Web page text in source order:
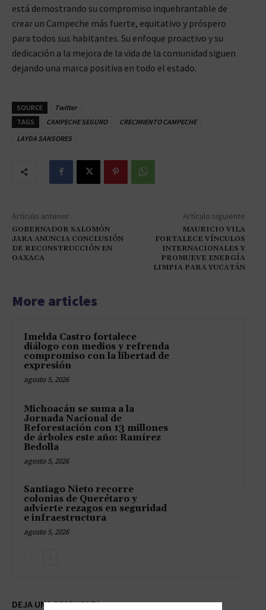
está demostrando su compromiso inquebrantable de
crear un Campeche más fuerte, equitativo y próspero
para todos sus habitantes. Su enfoque proactivo y su
dedicación a la mejora de la vida de la comunidad siguen
dejando una marca positiva en todo el estado.
SOURCE
Twitter
TAGS
CAMPECHE SEGURO
CRECIMIENTO CAMPECHE
LAYDA SANSORES
Artículo anterior
GOBERNADOR SALOMÓN
JARA ANUNCIA CONCLUSIÓN
DE RECONSTRUCCIÓN EN
OAXACA
Artículo siguiente
MAURICIO VILA
FORTALECE VÍNCULOS
INTERNACIONALES Y
PROMUEVE ENERGÍA
LIMPIA PARA YUCATÁN
More articles
Imelda Castro fortalece
diálogo con medios y refrenda
compromiso con la libertad de
expresión
agosto 5, 2026
Michoacán se suma a la
Jornada Nacional de
Reforestación con 13 millones
de árboles este año: Ramírez
Bedolla
agosto 5, 2026
Santiago Nieto recorre
colonias de Querétaro y
advierte rezagos en seguridad
e infraestructura
agosto 5, 2026
DEJA UNA RESPUESTA